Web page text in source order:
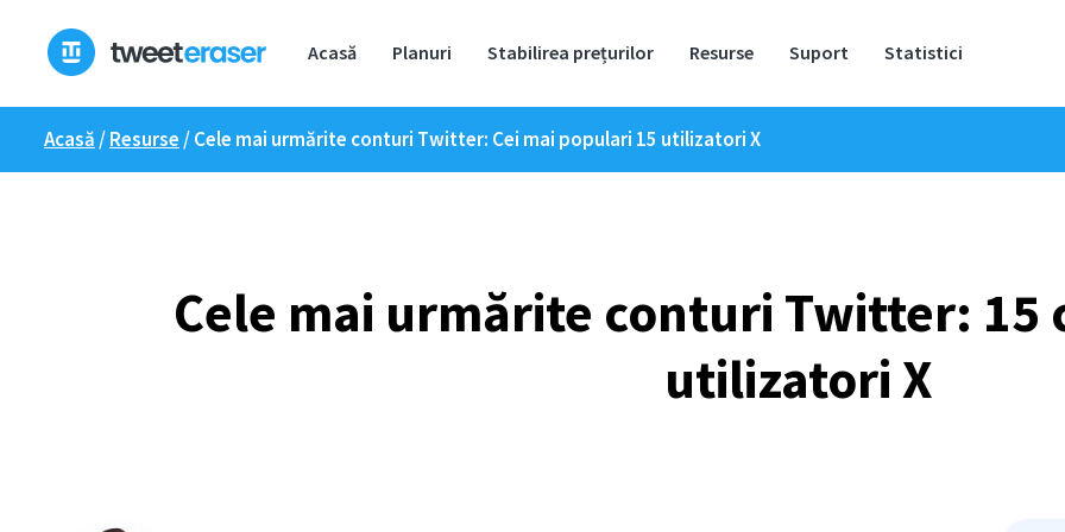
conținut
Acasă Planuri Stabilirea prețurilor Resurse Suport Statistici
Acasă /Resurse /Cele mai urmărite conturi Twitter: Cei mai populari 15 utilizatori X
Cele mai urmărite conturi Twitter: 15
utilizatori X